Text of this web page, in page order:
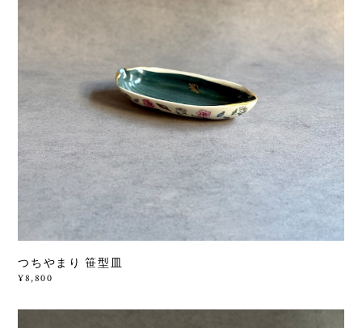
つちやまり 笹型皿
¥8,800